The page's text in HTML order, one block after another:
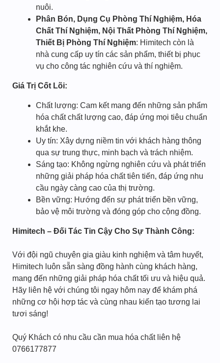
nuôi.
Phân Bón, Dụng Cụ Phòng Thí Nghiệm, Hóa
Chất Thí Nghiệm, Nội Thất Phòng Thí Nghiệm,
Thiết Bị Phòng Thí Nghiệm: Himitech còn là
nhà cung cấp uy tín các sản phẩm, thiết bị phục
vụ cho công tác nghiên cứu và thí nghiệm.
Giá Trị Cốt Lõi:
Chất lượng: Cam kết mang đến những sản phẩm
hóa chất chất lượng cao, đáp ứng mọi tiêu chuẩn
khắt khe.
Uy tín: Xây dựng niềm tin với khách hàng thông
qua sự trung thực, minh bạch và trách nhiệm.
Sáng tạo: Không ngừng nghiên cứu và phát triển
những giải pháp hóa chất tiên tiến, đáp ứng nhu
cầu ngày càng cao của thị trường.
Bền vững: Hướng đến sự phát triển bền vững,
bảo vệ môi trường và đóng góp cho cộng đồng.
Himitech – Đối Tác Tin Cậy Cho Sự Thành Công:
Với đội ngũ chuyên gia giàu kinh nghiệm và tâm huyết,
Himitech luôn sẵn sàng đồng hành cùng khách hàng,
mang đến những giải pháp hóa chất tối ưu và hiệu quả.
Hãy liên hệ với chúng tôi ngay hôm nay để khám phá
những cơ hội hợp tác và cùng nhau kiến tạo tương lai
tươi sáng!
Quý Khách có nhu cầu cần mua hóa chất liên hệ
0766177877